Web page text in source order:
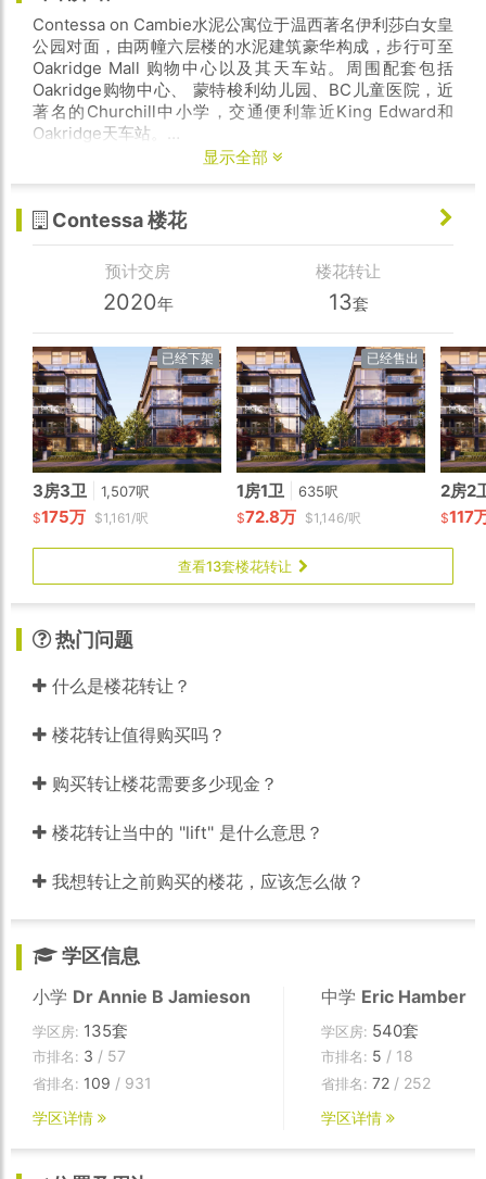
Contessa on Cambie水泥公寓位于温西著名伊利莎白女皇
公园对面，由两幢六层楼的水泥建筑豪华构成，步行可至
Oakridge Mall 购物中心以及其天车站。周围配套包括
Oakridge购物中心、 蒙特梭利幼儿园、BC儿童医院，近
著名的Churchill中小学，交通便利靠近King Edward和
Oakridge天车站。
显示全部
Contessa 楼花
预计交房
2020年
楼花转让
13套
已经下架
3房3卫 1,507呎
$175万 $1,161/呎
已经售出
1房1卫 635呎
$72.8万 $1,146/呎
2房2
$117
查看13套楼花转让
热门问题
什么是楼花转让？
楼花转让值得购买吗？
购买转让楼花需要多少现金？
楼花转让当中的 "lift" 是什么意思？
我想转让之前购买的楼花，应该怎么做？
学区信息
小学 Dr Annie B Jamieson
学区房: 135套
市排名: 3 / 57
省排名: 109 / 931
学区详情
中学 Eric Hamber
学区房: 540套
市排名: 5 / 18
省排名: 72 / 252
学区详情